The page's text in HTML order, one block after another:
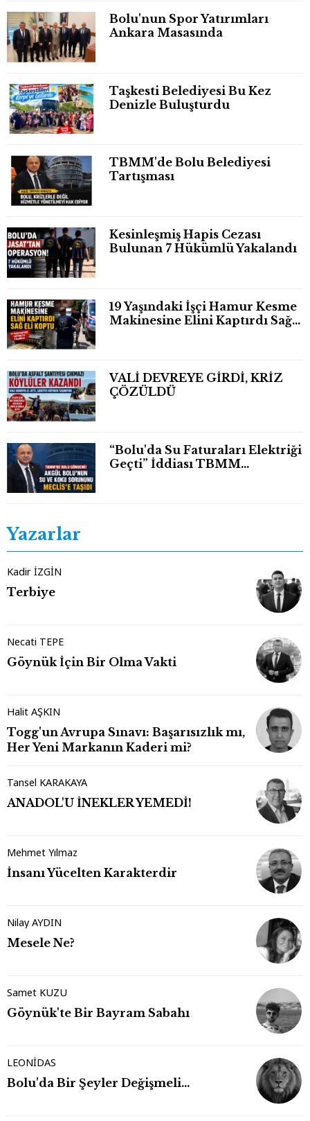
Bolu'nun Spor Yatırımları
Ankara Masasında
Taşkesti Belediyesi Bu Kez
Denizle Buluşturdu
TBMM'de Bolu Belediyesi
Tartışması
Kesinleşmiş Hapis Cezası
Bulunan 7 Hükümlü Yakalandı
19 Yaşındaki İşçi Hamur Kesme
Makinesine Elini Kaptırdı Sağ
VALİ DEVREYE GİRDİ, KRİZ
ÇÖZÜLDÜ
“Bolu'da Su Faturaları Elektriği
Geçti” İddiası TBMM
Yazarlar
Kadir İZGİN
Terbiye
Necati TEPE
Göynük İçin Bir Olma Vakti
Halit AŞKIN
Togg'un Avrupa Sınavı: Başarısızlık mı,
Her Yeni Markanın Kaderi mi?
Tansel KARAKAYA
ANADOL'U İNEKLER YEMEDİ!
Mehmet Yılmaz
İnsanı Yücelten Karakterdir
Nilay AYDIN
Mesele Ne?
Samet KUZU
Göynük'te Bir Bayram Sabahı
LEONİDAS
Bolu'da Bir Şeyler Değişmeli…